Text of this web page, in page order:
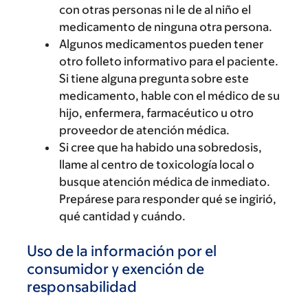
con otras personas ni le de al niño el
medicamento de ninguna otra persona.
Algunos medicamentos pueden tener
otro folleto informativo para el paciente.
Si tiene alguna pregunta sobre este
medicamento, hable con el médico de su
hijo, enfermera, farmacéutico u otro
proveedor de atención médica.
Si cree que ha habido una sobredosis,
llame al centro de toxicología local o
busque atención médica de inmediato.
Prepárese para responder qué se ingirió,
qué cantidad y cuándo.
Uso de la información por el
consumidor y exención de
responsabilidad